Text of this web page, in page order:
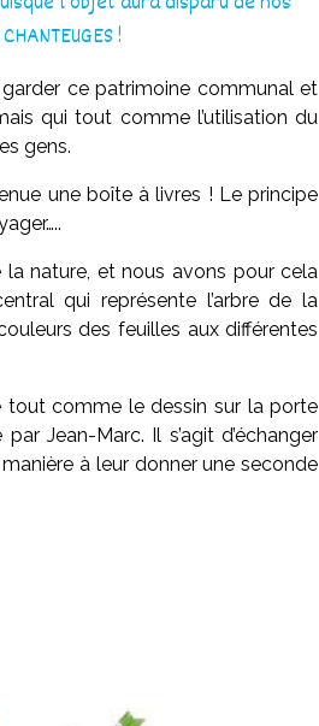
!
ce patrimoine communal et
qui tout comme l’utilisation du
gens.
une boîte à livres ! Le principe
nature, et nous avons pour cela
qui représente l’arbre de la
des feuilles aux différentes
comme le dessin sur la porte
Jean-Marc. Il s’agit d’échanger
à leur donner une seconde